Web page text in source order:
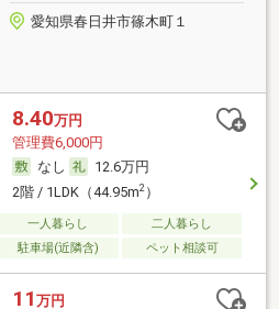
愛知県春日井市篠木町１
8.40万円
管理費6,000円
なし
12.6万円
2階 / 1LDK（44.95m2）
一人暮らし
二人暮らし
駐車場(近隣含) ペット相談可
11 万円